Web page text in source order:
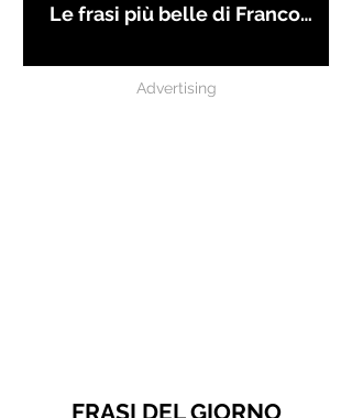
Le frasi più belle di Franco
Advertising
FRASI DEL GIORNO